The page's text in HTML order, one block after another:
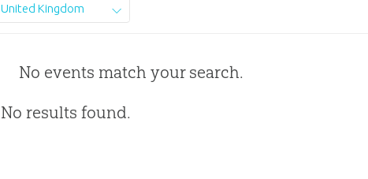
United Kingdom
No events match your search.
No results found.